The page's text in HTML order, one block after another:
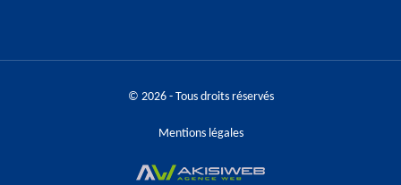
© 2026 - Tous droits réservés
Mentions légales